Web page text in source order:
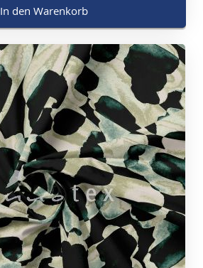
In den Warenkorb